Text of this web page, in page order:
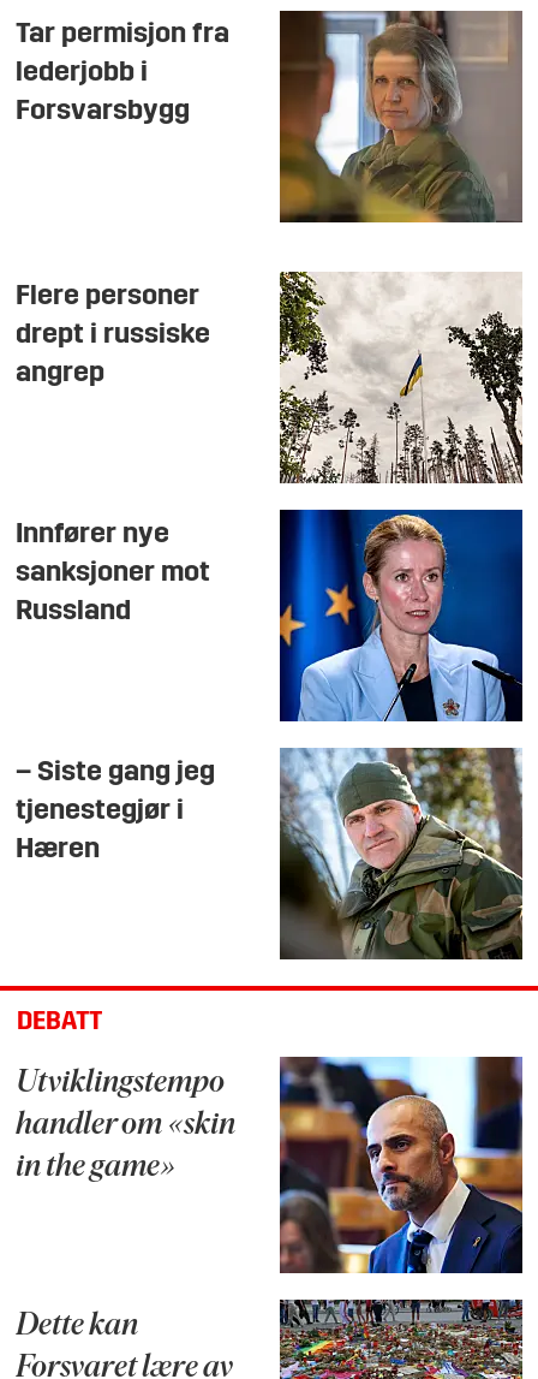
Tar permisjon fra
lederjobb i
Forsvarsbygg
Flere personer
drept i russiske
angrep
Innfører nye
sanksjoner mot
Russland
– Siste gang jeg
tjenestegjør i
Hæren
DEBATT
Utviklingstempo
handler om «skin
in the game»
Dette kan
Forsvaret lære av